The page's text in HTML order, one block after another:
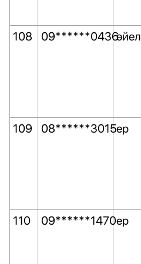
108
09******0436әйел
109
08******3015ер
110
09******1470ер